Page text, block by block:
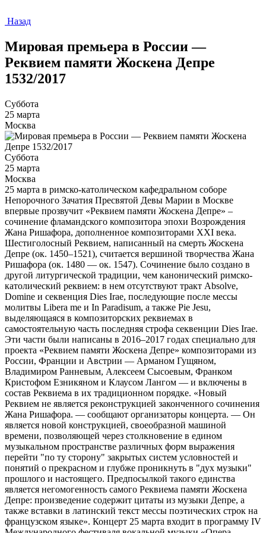
Назад
Мировая премьера в России —
Реквием памяти Жоскена Депре
1532/2017
Суббота
25 марта
Москва
Суббота
25 марта
Москва
25 марта в римско-католическом кафедральном соборе
Непорочного Зачатия Пресвятой Девы Марии в Москве
впервые прозвучит «Реквием памяти Жоскена Депре» –
сочинение фламандского композитора эпохи Возрождения
Жана Ришафора, дополненное композиторами XXI века.
Шеcтиголосный Реквием, написанный на смерть Жоскена
Депре (ок. 1450–1521), считается вершиной творчества Жана
Ришафора (ок. 1480 — ок. 1547). Сочинение было создано в
другой литургической традиции, чем канонический римско-
католический реквием: в нем отсутствуют тракт Absolve,
Domine и секвенция Dies Irae, последующие после мессы
молитвы Libera me и In Paradisum, а также Pie Jesu,
выделяющаяся в композиторских реквиемах в
самостоятельную часть последняя строфа секвенции Dies Irae.
Эти части были написаны в 2016–2017 годах специально для
проекта «Реквием памяти Жоскена Депре» композиторами из
России, Франции и Австрии — Арманом Гущяном,
Владимиром Ранневым, Алексеем Сысоевым, Франком
Кристофом Езникяном и Клаусом Лангом — и включены в
состав Реквиема в их традиционном порядке. «Новый
Реквием не является реконструкцией законченного сочинения
Жана Ришафора. — сообщают организаторы концерта. — Он
является новой конструкцией, своеобразной машиной
времени, позволяющей через столкновение в едином
музыкальном пространстве различных форм выражения
перейти "по ту сторону" закрытых систем условностей и
понятий о прекрасном и глубже проникнуть в "дух музыки"
прошлого и настоящего. Предпосылкой такого единства
является негомогенность самого Реквиема памяти Жоскена
Депре: произведение содержит цитаты из музыки Депре, а
также вставки в латинский текст мессы поэтических строк на
французском языке». Концерт 25 марта входит в программу IV